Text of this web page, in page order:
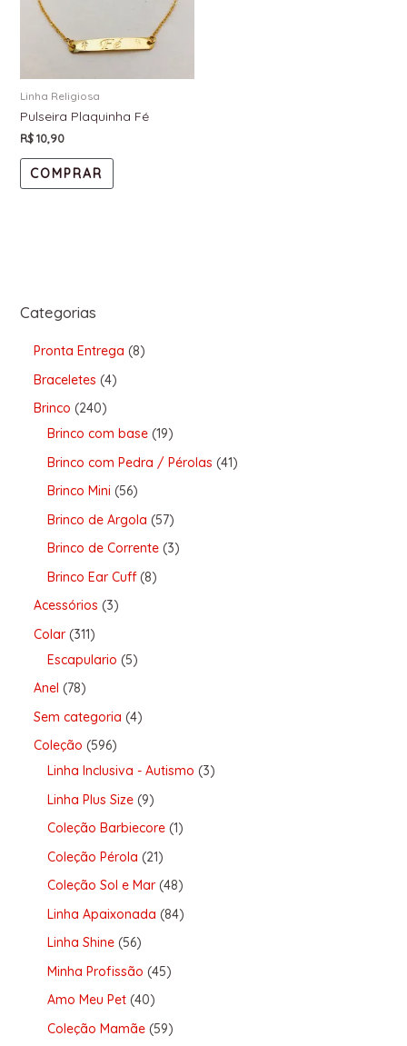
Categorias
Pronta Entrega 8
Braceletes 4
Brinco 240
Brinco com base 19
Brinco com Pedra / Pérolas 41
Brinco Mini 56
Brinco de Argola 57
Brinco de Corrente 3
Brinco Ear Cuff 8
Acessórios 3
Colar 311
Escapulario 5
Anel 78
Sem categoria 4
Coleção 596
Linha Inclusiva - Autismo 3
Linha Plus Size 9
Coleção Barbiecore 1
Coleção Pérola 21
Coleção Sol e Mar 48
Linha Apaixonada 84
Linha Shine 56
Minha Profissão 45
Amo Meu Pet 40
Coleção Mamãe 59
Linha Religiosa
Pulseira Plaquinha Fé
R$10,90
COMPRAR